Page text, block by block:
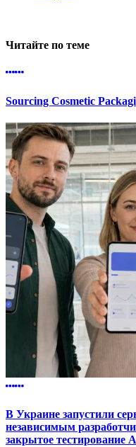
Читайте по теме
Sourcing Cosmetic
В Украине запустили
независимым
закрытое тестирование